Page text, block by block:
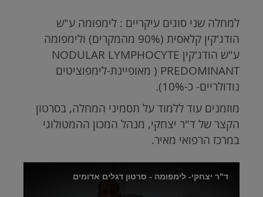
למחלה שני סוגים עיקריים : לימפומה ע"ש
הודג'קין קלאסית (90% מהמקרים) ולימפומה
ע"ש הודג'קין NODULAR LYMPHOCYTE
PREDOMINANT ( מאופיינת-לימפוציטים
נודולריים- כ-10%)
.
מוזמנים עוד ללמוד על תסמיני המחלה, בסרטון
הקצר של ד"ר יצחקי, מנהל המכון ההמטולוגי
במרכז הרפואי מאיר.
Video
ד"ר יצחקי- לימפומה - סרטון דגלים אדומים